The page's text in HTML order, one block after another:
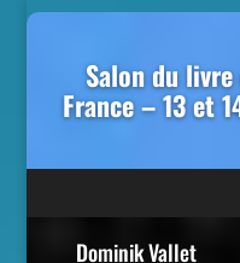
Salon du livre
France – 13 et
Dominik Vallet